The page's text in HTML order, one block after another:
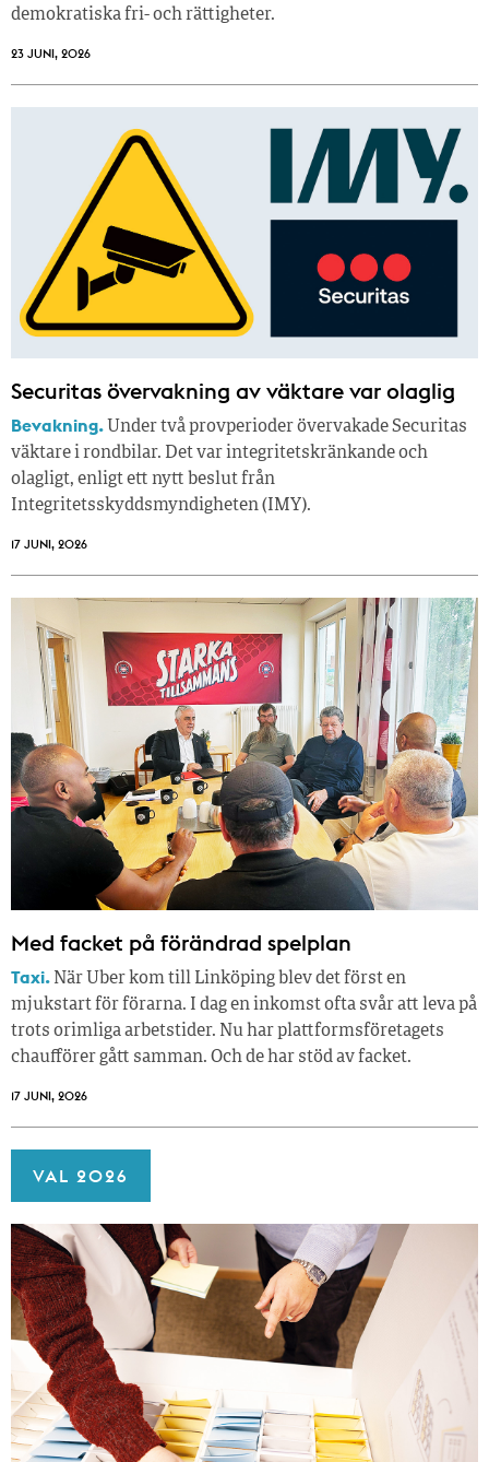
demokratiska fri- och rättigheter.
23 JUNI, 2026
Securitas övervakning av väktare var olaglig
Bevakning. Under två provperioder övervakade Securitas
väktare i rondbilar. Det var integritetskränkande och
olagligt, enligt ett nytt beslut från
Integritetsskyddsmyndigheten (IMY).
17 JUNI, 2026
Med facket på förändrad spelplan
Taxi. När Uber kom till Linköping blev det först en
mjukstart för förarna. I dag en inkomst ofta svår att leva på
trots orimliga arbetstider. Nu har plattformsföretagets
chaufförer gått samman. Och de har stöd av facket.
17 JUNI, 2026
VAL 2026